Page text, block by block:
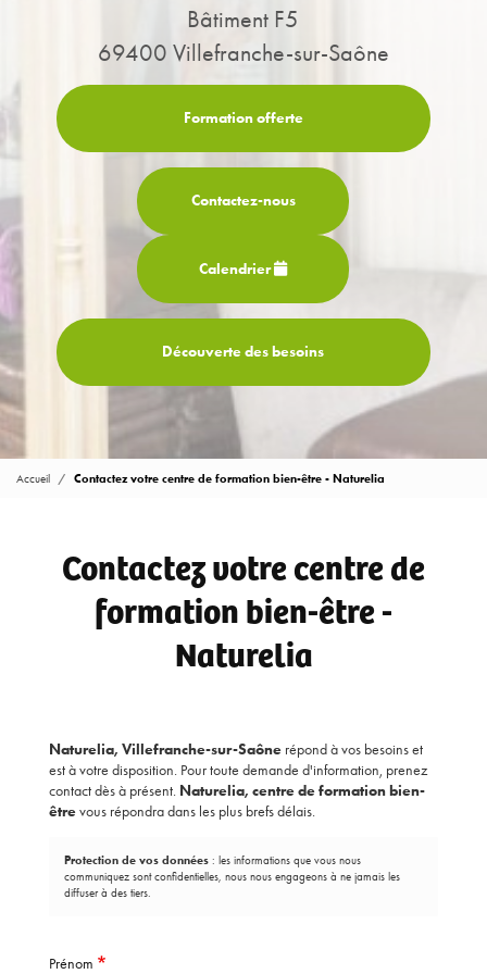
Bâtiment F5
69400 Villefranche-sur-Saône
Formation offerte
Contactez-nous
Calendrier
Découverte des besoins
Accueil Contactez votre centre de formation bien-être - Naturelia
Contactez votre centre de
formation bien-être -
Naturelia
Naturelia, Villefranche-sur-Saône répond à vos besoins et
est à votre disposition. Pour toute demande d'information, prenez
contact dès à présent. Naturelia, centre de formation bien-
êtrevous répondra dans les plus brefs délais.
Protection de vos données : les informations que vous nous
communiquez sont confidentielles, nous nous engageons à ne jamais les
diffuser à des tiers.
Prénom